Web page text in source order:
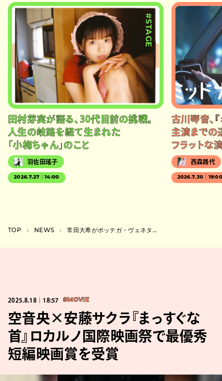
#STAGE
田村芽実が語る、30代目前の挑戦。
人生の岐路を経て生まれた
「小梅ちゃん」のこと
羽佐田瑤子
2026.7.27｜14:00
古川琴音、
主演までの
フラットな
西森路代
2026.7.30｜
TOP NEWS 常田大希がボッテガ・ヴェネタとタモリに捧げた楽曲が配信開始
2025.8.18｜18:57 #MOVIE
空音央×安藤サクラ『まっすぐな
首』ロカルノ国際映画祭で最優秀
短編映画賞を受賞